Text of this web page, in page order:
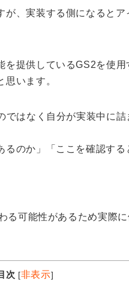
、実装する側になると
提供しているGS2を使
います。
はなく自分が実装中に詰
のか」「ここを確認す
可能性があるため実際
次 [非表示]